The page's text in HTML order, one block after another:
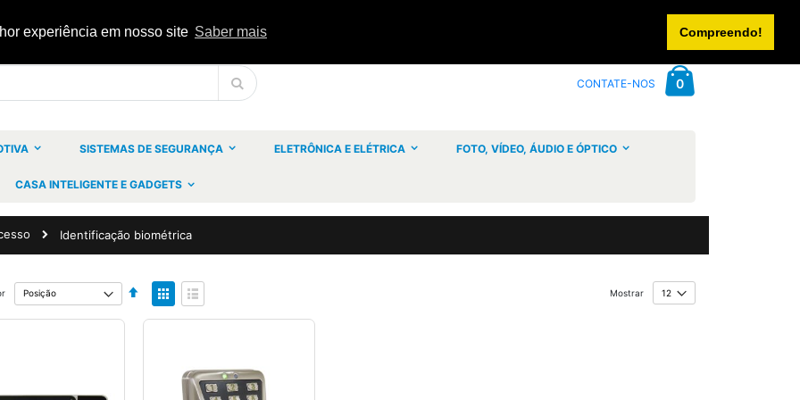
experiência em nosso site Saber mais Compreendo!
0artigos
CONTATE-NOS
SISTEMAS DE SEGURANÇA ELETRÔNICA E ELÉTRICA FOTO, VÍDEO, ÁUDIO E ÓPTICO
CASA INTELIGENTE E GADGETS
Identificação biométrica
Definir
Ordenação
Ver
como
GrelhaLista
Mostrar